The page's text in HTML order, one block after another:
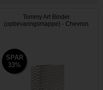
Tommy Art Binder
(opbevaringsmappe) - Chevron
SPAR
33%
SPAR
33%